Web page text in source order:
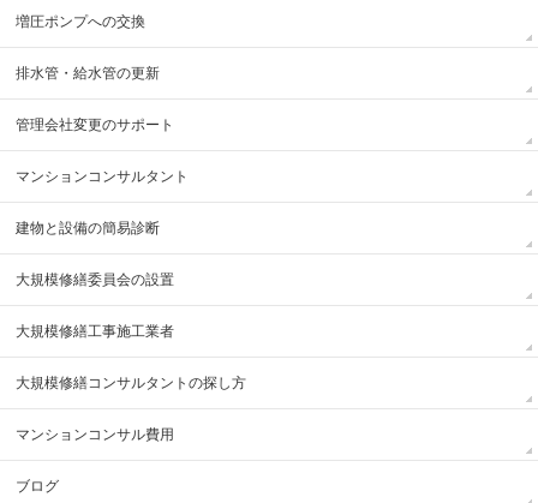
増圧ポンプへの交換
排水管・給水管の更新
管理会社変更のサポート
マンションコンサルタント
建物と設備の簡易診断
大規模修繕委員会の設置
大規模修繕工事施工業者
大規模修繕コンサルタントの探し方
マンションコンサル費用
ブログ